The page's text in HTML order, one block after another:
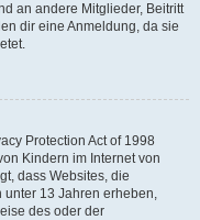
an andere Mitglieder, Beitritt
dir eine Anmeldung, da sie
Protection Act of 1998
Kindern im Internet von
dass Websites, die
13 Jahren erheben,
des oder der